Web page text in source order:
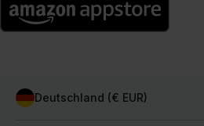
Deutschland (€ EUR)